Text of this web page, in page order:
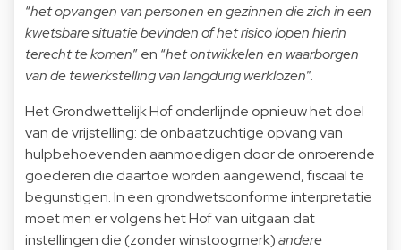
“het opvangen van personen en gezinnen die zich in een
kwetsbare situatie bevinden of het risico lopen hierin
terecht te komen” en “het ontwikkelen en waarborgen
van de tewerkstelling van langdurig werklozen”.
Het Grondwettelijk Hof onderlijnde opnieuw het doel
van de vrijstelling: de onbaatzuchtige opvang van
hulpbehoevenden aanmoedigen door de onroerende
goederen die daartoe worden aangewend, fiscaal te
begunstigen. In een grondwetsconforme interpretatie
moet men er volgens het Hof van uitgaan dat
instellingen die (zonder winstoogmerk)andere